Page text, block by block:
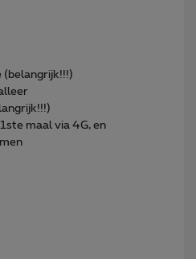
(belangrijk!!!)
maal via 4G, en